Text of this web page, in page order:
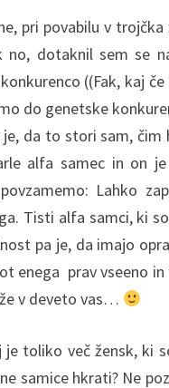
pri povabilu v
no, dotaknil sem se
((Fak, kaj
do genetske
je, da to stori sam,
alfa samec in on
Lahko
Tisti alfa samci, ki
pa je, da imajo
enega prav vseeno
v deveto vas…
je toliko več žensk, ki
samice hkrati? Ne